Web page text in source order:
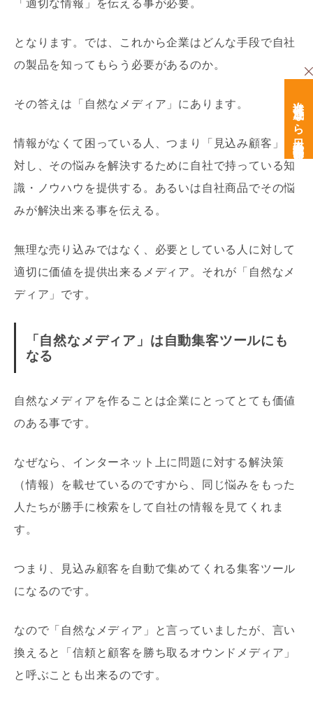
「適切な情報」を伝える事が必要。
となります。では、これから企業はどんな手段で自社
の製品を知ってもらう必要があるのか。
その答えは「自然なメディア」にあります。
情報がなくて困っている人、つまり「見込み顧客」に
対し、その悩みを解決するために自社で持っている知
識・ノウハウを提供する。あるいは自社商品でその悩
みが解決出来る事を伝える。
無理な売り込みではなく、必要としている人に対して
適切に価値を提供出来るメディア。それが「自然なメ
ディア」です。
「自然なメディア」は自動集客ツールにも
なる
自然なメディアを作ることは企業にとってとても価値
のある事です。
なぜなら、インターネット上に問題に対する解決策
（情報）を載せているのですから、同じ悩みをもった
人たちが勝手に検索をして自社の情報を見てくれま
す。
つまり、見込み顧客を自動で集めてくれる集客ツール
になるのです。
なので「自然なメディア」と言っていましたが、言い
換えると「信頼と顧客を勝ち取るオウンドメディア」
と呼ぶことも出来るのです。
次世代育成なら日本経営開発研究所